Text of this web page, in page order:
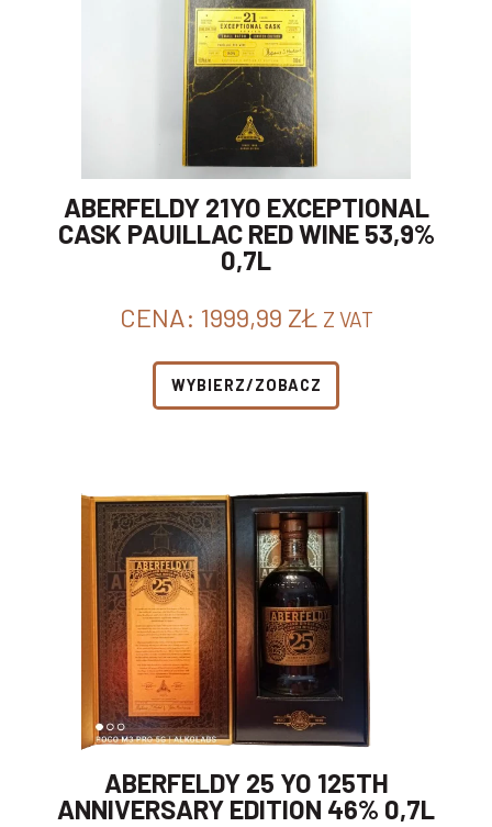
ABERFELDY 21YO EXCEPTIONAL
CASK PAUILLAC RED WINE 53,9%
0,7L
CENA: 1999,99 ZŁ Z VAT
WYBIERZ/ZOBACZ
ABERFELDY 25 YO 125TH
ANNIVERSARY EDITION 46% 0,7L